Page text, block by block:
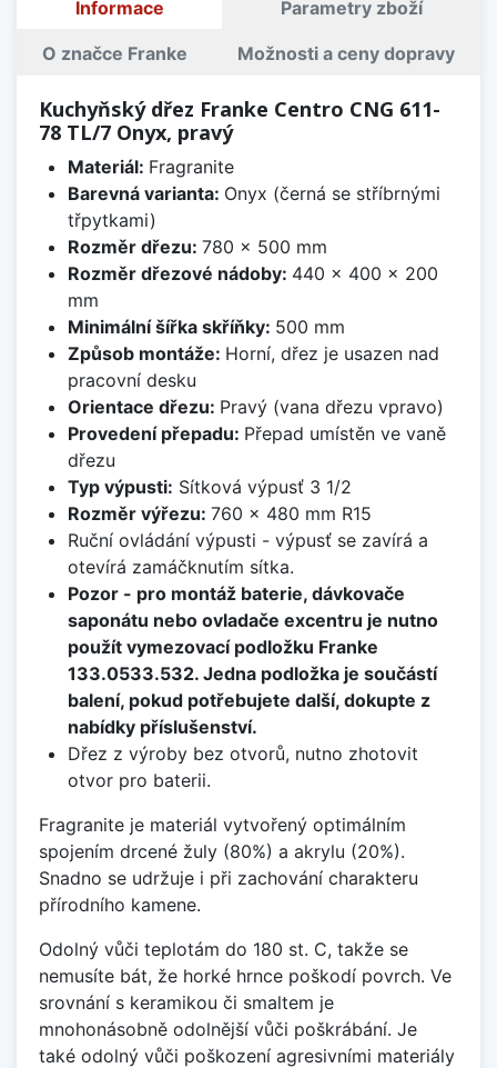
Informace Parametry zboží
O značce Franke Možnosti a ceny dopravy
Kuchyňský dřez Franke Centro CNG 611-
78 TL/7 Onyx, pravý
Materiál: Fragranite
Barevná varianta: Onyx (černá se stříbrnými
třpytkami)
Rozměr dřezu: 780 x 500 mm
Rozměr dřezové nádoby: 440 x 400 x 200
mm
Minimální šířka skříňky: 500 mm
Způsob montáže: Horní, dřez je usazen nad
pracovní desku
Orientace dřezu: Pravý (vana dřezu vpravo)
Provedení přepadu: Přepad umístěn ve vaně
dřezu
Typ výpusti: Sítková výpusť 3 1/2
Rozměr výřezu: 760 x 480 mm R15
Ruční ovládání výpusti - výpusť se zavírá a
otevírá zamáčknutím sítka.
Pozor - pro montáž baterie, dávkovače
saponátu nebo ovladače excentru je nutno
použít vymezovací podložku Franke
133.0533.532. Jedna podložka je součástí
balení, pokud potřebujete další, dokupte z
nabídky příslušenství.
Dřez z výroby bez otvorů, nutno zhotovit
otvor pro baterii.
Fragranite je materiál vytvořený optimálním
spojením drcené žuly (80%) a akrylu (20%).
Snadno se udržuje i při zachování charakteru
přírodního kamene.
Odolný vůči teplotám do 180 st. C, takže se
nemusíte bát, že horké hrnce poškodí povrch. Ve
srovnání s keramikou či smaltem je
mnohonásobně odolnější vůči poškrábání. Je
také odolný vůči poškození agresivními materiály